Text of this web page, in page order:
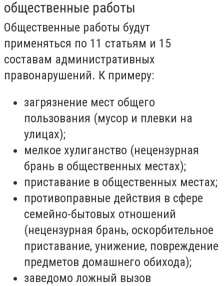
общественные работы
Общественные работы будут
применяться по 11 статьям и 15
составам административных
правонарушений. К примеру:
загрязнение мест общего
пользования (мусор и плевки на
улицах);
мелкое хулиганство (нецензурная
брань в общественных местах);
приставание в общественных местах;
противоправные действия в сфере
семейно-бытовых отношений
(нецензурная брань, оскорбительное
приставание, унижение, повреждение
предметов домашнего обихода);
заведомо ложный вызов